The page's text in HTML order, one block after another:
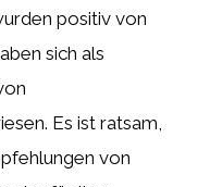
positiv von
sich als
Es ist ratsam,
von